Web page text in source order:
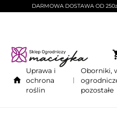
DARMOWA DOSTAWA OD
Uprawa i
ochrona
roślin
Oborniki,
pozostałe